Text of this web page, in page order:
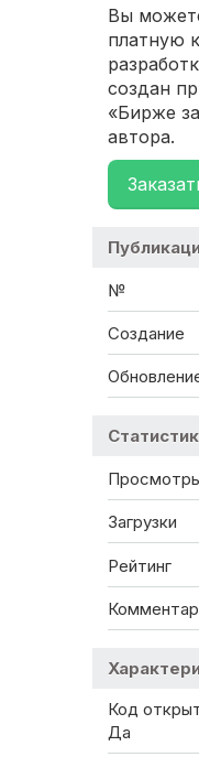
Вы
платную
создан
«Бирже
автора.
№
Создание
Загрузки
Рейтинг
Код
Да